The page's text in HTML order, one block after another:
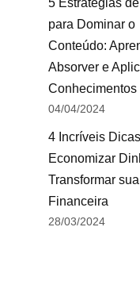
5 Estratégias
para Dominar o
Conteúdo:
Absorver e
Conhecimentos
04/04/2024
4 Incríveis
Economizar
Transformar
Financeira
28/03/2024